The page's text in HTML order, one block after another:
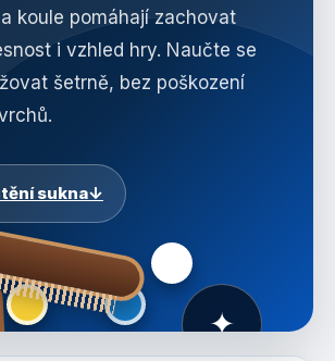
koule pomáhají zachovat
i vzhled hry. Naučte se
šetrně, bez poškození
sukna↓
✦